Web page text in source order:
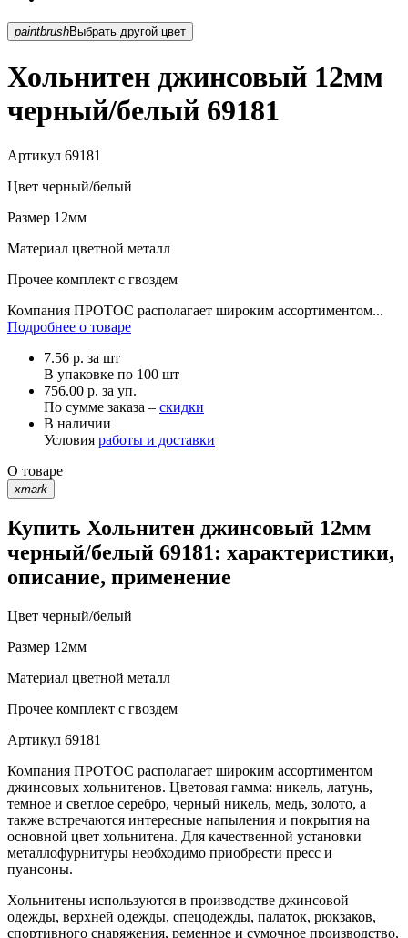
paintbrush Выбрать другой цвет
Хольнитен джинсовый 12мм
черный/белый 69181
Артикул 69181
Цвет черный/белый
Размер 12мм
Материал цветной металл
Прочее комплект с гвоздем
Компания ПРОТОС располагает широким ассортиментом...
Подробнее о товаре
7.56 р. за шт
В упаковке по 100 шт
756.00 р. за уп.
По сумме заказа – скидки
В наличии
Условия работы и доставки
О товаре
xmark
Купить Хольнитен джинсовый 12мм
черный/белый 69181: характеристики,
описание, применение
Цвет черный/белый
Размер 12мм
Материал цветной металл
Прочее комплект с гвоздем
Артикул 69181
Компания ПРОТОС располагает широким ассортиментом
джинсовых хольнитенов. Цветовая гамма: никель, латунь,
темное и светлое серебро, черный никель, медь, золото, а
также встречаются интересные напыления и покрытия на
основной цвет хольнитена. Для качественной установки
металлофурнитуры необходимо приобрести пресс и
пуансоны.
Хольнитены используются в производстве джинсовой
одежды, верхней одежды, спецодежды, палаток, рюкзаков,
спортивного снаряжения, ременное и сумочное производство,